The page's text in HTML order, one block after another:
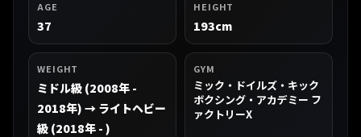
AGE
37
HEIGHT
193cm
WEIGHT
ミドル級 (2008年 -
2018年) → ライトヘビー
級 (2018年 - )
GYM
ミック・ドイルズ・キック
ボクシング・アカデミー フ
ァクトリーX